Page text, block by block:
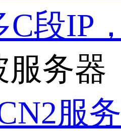
C段IP
服务器
服